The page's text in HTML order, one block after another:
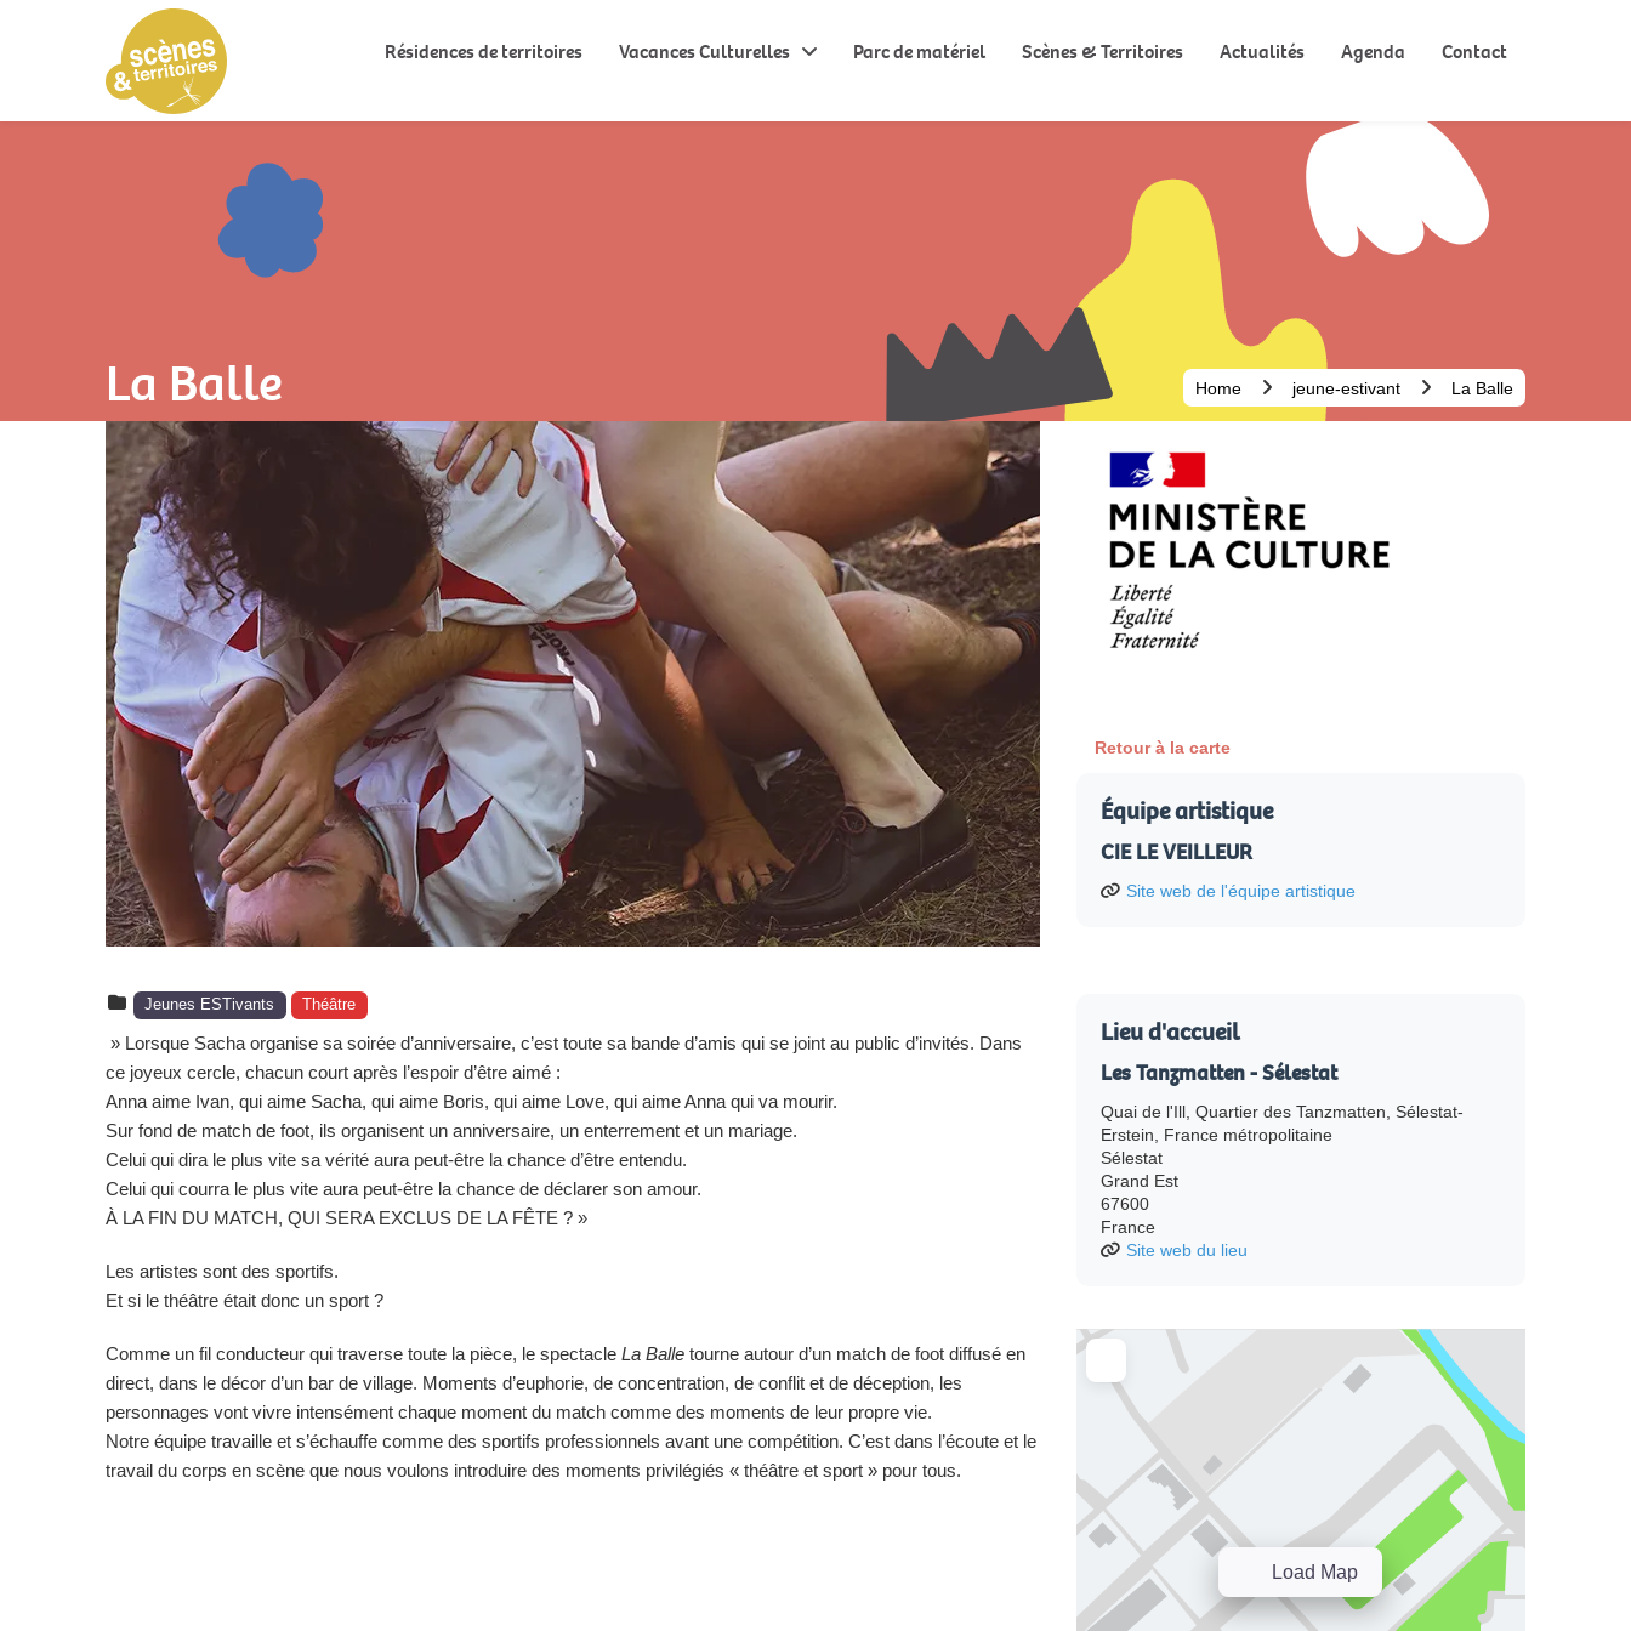
Résidences de territoires Vacances Culturelles Parc de matériel Scènes & Territoires Actualités Agenda Contact
La Balle Home jeune-estivant La Balle
Jeunes ESTivants Théâtre
» Lorsque Sacha organise sa soirée d’anniversaire, c’est toute sa bande d’amis qui se joint au public d’invités. Dans
ce joyeux cercle, chacun court après l’espoir d’être aimé :
Anna aime Ivan, qui aime Sacha, qui aime Boris, qui aime Love, qui aime Anna qui va mourir.
Sur fond de match de foot, ils organisent un anniversaire, un enterrement et un mariage.
Celui qui dira le plus vite sa vérité aura peut-être la chance d’être entendu.
Celui qui courra le plus vite aura peut-être la chance de déclarer son amour.
À LA FIN DU MATCH, QUI SERA EXCLUS DE LA FÊTE ? »
Les artistes sont des sportifs.
Et si le théâtre était donc un sport ?
Comme un fil conducteur qui traverse toute la pièce, le spectacle La Balle tourne autour d’un match de foot diffusé en
direct, dans le décor d’un bar de village. Moments d’euphorie, de concentration, de conflit et de déception, les
personnages vont vivre intensément chaque moment du match comme des moments de leur propre vie.
Notre équipe travaille et s’échauffe comme des sportifs professionnels avant une compétition. C’est dans l’écoute et le
travail du corps en scène que nous voulons introduire des moments privilégiés « théâtre et sport » pour tous.
Retour à la carte
Équipe artistique
CIE LE VEILLEUR
Site web de l'équipe artistique
Lieu d'accueil
Les Tanzmatten - Sélestat
Quai de l'Ill, Quartier des Tanzmatten, Sélestat-
Erstein, France métropolitaine
Sélestat
Grand Est
67600
France
Site web du lieu
Load Map